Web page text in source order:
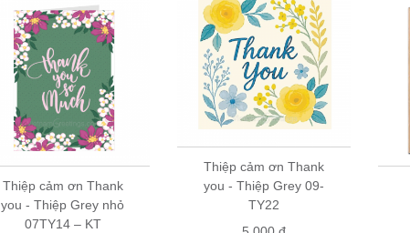
Thiệp cảm ơn Thank
you - Thiệp Grey nhỏ
07TY14 – KT
Thiệp cảm ơn Thank
you - Thiệp Grey 09-
TY22